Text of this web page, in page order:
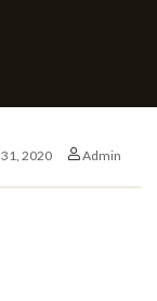
2020 Admin